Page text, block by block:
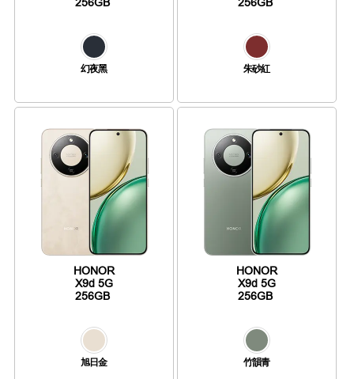
256GB
幻夜黑
256GB
朱砂紅
HONOR
X9d 5G
256GB
旭日金
HONOR
X9d 5G
256GB
竹韻青